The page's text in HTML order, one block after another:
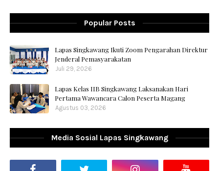
Popular Posts
Lapas Singkawang Ikuti Zoom Pengarahan Direktur
Jenderal Pemasyarakatan
Juli 29, 2026
Lapas Kelas IIB Singkawang Laksanakan Hari
Pertama Wawancara Calon Peserta Magang
Agustus 03, 2026
Media Sosial Lapas Singkawang